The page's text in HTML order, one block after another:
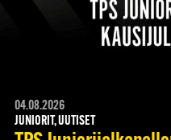
04.08.2026
JUNIORIT, UUTISET